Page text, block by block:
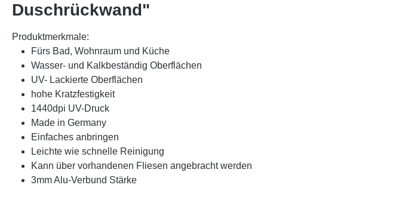
Duschrückwand"
Produktmerkmale:
Fürs Bad, Wohnraum und Küche
Wasser- und Kalkbeständig Oberflächen
UV- Lackierte Oberflächen
hohe Kratzfestigkeit
1440dpi UV-Druck
Made in Germany
Einfaches anbringen
Leichte wie schnelle Reinigung
Kann über vorhandenen Fliesen angebracht werden
3mm Alu-Verbund Stärke